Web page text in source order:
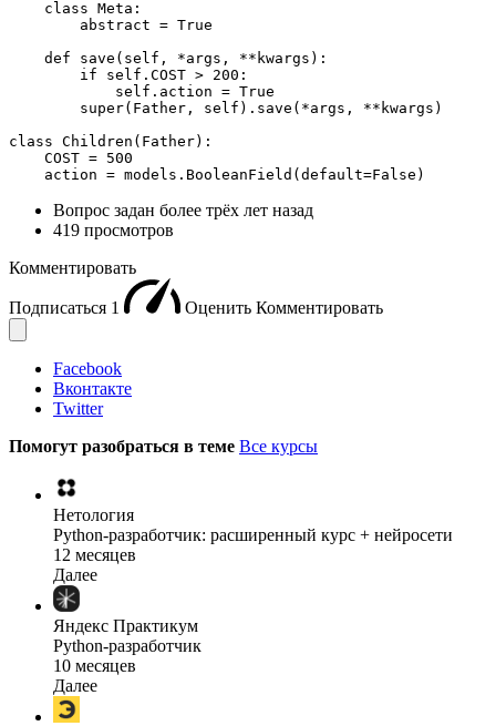
    class Meta:
        abstract = True
    def save(self, *args, **kwargs):
        if self.COST > 200:
            self.action = True
        super(Father, self).save(*args, **kwargs)
class Children(Father):
    COST = 500
    action = models.BooleanField(default=False)
Вопрос задан более трёх лет назад
419 просмотров
Комментировать
Подписаться 1 Оценить Комментировать
Facebook
Вконтакте
Twitter
Помогут разобраться в теме Все курсы
Нетология
Python-разработчик: расширенный курс + нейросети
12 месяцев
Далее
Яндекс Практикум
Python-разработчик
10 месяцев
Далее